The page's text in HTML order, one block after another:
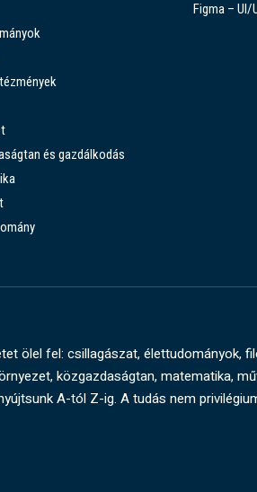
és gazdálkodás
Figma – UI/
ölel fel: csillagászat, élettudományok,
közgazdaságtan, matematika,
A-tól Z-ig. A tudás nem